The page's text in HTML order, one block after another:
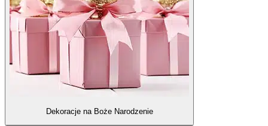
Dekoracje na Boże Narodzenie